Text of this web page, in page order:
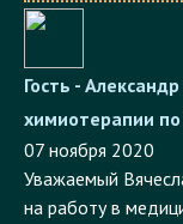
химиотерапии
07 ноября 2020
Уважаемый
на работу в
...